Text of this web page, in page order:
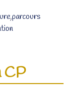
,parcours
CP